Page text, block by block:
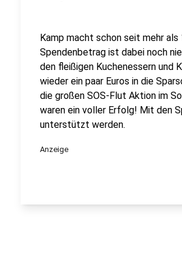
Kamp macht schon seit mehr
Spendenbetrag ist dabei noch
den fleißigen Kuchenessern und
wieder ein paar Euros in die
die großen SOS-Flut Aktion im
waren ein voller Erfolg! Mit den
unterstützt werden.
Anzeige